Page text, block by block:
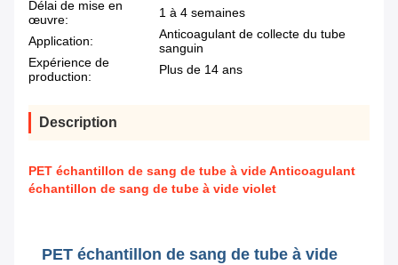
Délai de mise en
œuvre:
1 à 4 semaines
Application:
Anticoagulant de collecte du tube
sanguin
Expérience de
production:
Plus de 14 ans
Description
PET échantillon de sang de tube à vide Anticoagulant
échantillon de sang de tube à vide violet
PET échantillon de sang de tube à vide